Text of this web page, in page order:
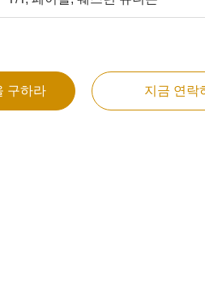
구하라 지금 연락